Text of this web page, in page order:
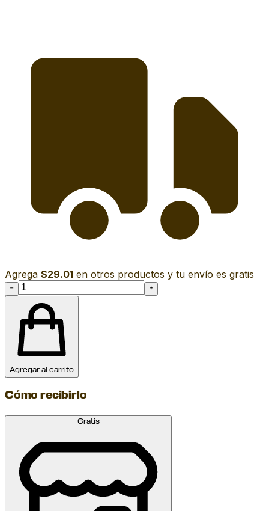
Agrega $29.01 en otros productos y tu envío es gratis
− +
Agregar al carrito
Cómo recibirlo
Gratis